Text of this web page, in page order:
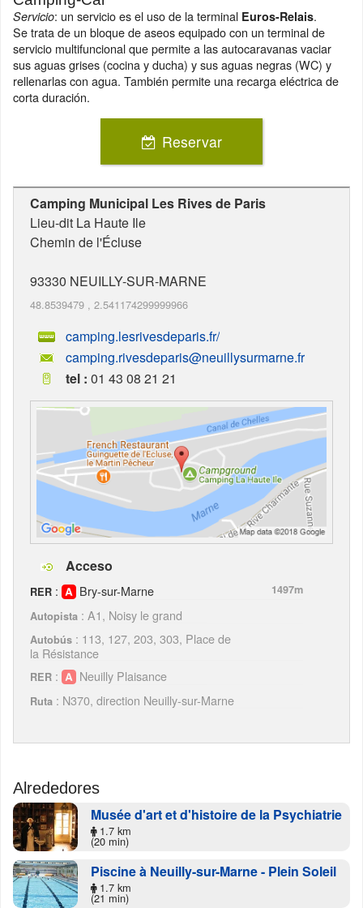
Servicio: un servicio es el uso de la terminal Euros-Relais.
Se trata de un bloque de aseos equipado con un terminal de
servicio multifuncional que permite a las autocaravanas vaciar
sus aguas grises (cocina y ducha) y sus aguas negras (WC) y
rellenarlas con agua. También permite una recarga eléctrica de
corta duración.
Reservar
Camping Municipal Les Rives de Paris
Lieu-dit La Haute Ile
Chemin de l'Écluse
93330 NEUILLY-SUR-MARNE
48.8539479 , 2.541174299999966
camping.lesrivesdeparis.fr/
camping.rivesdeparis@neuillysurmarne.fr
tel : 01 43 08 21 21
Acceso
RER : Bry-sur-Marne
1497m
Autopista : A1, Noisy le grand
Autobús : 113, 127, 203, 303, Place de
la Résistance
RER : Neuilly Plaisance
Ruta : N370, direction Neuilly-sur-Marne
Alrededores
Musée d'art et d'histoire de la Psychiatrie
1.7 km
(20 min)
Piscine à Neuilly-sur-Marne - Plein Soleil
1.7 km
(21 min)